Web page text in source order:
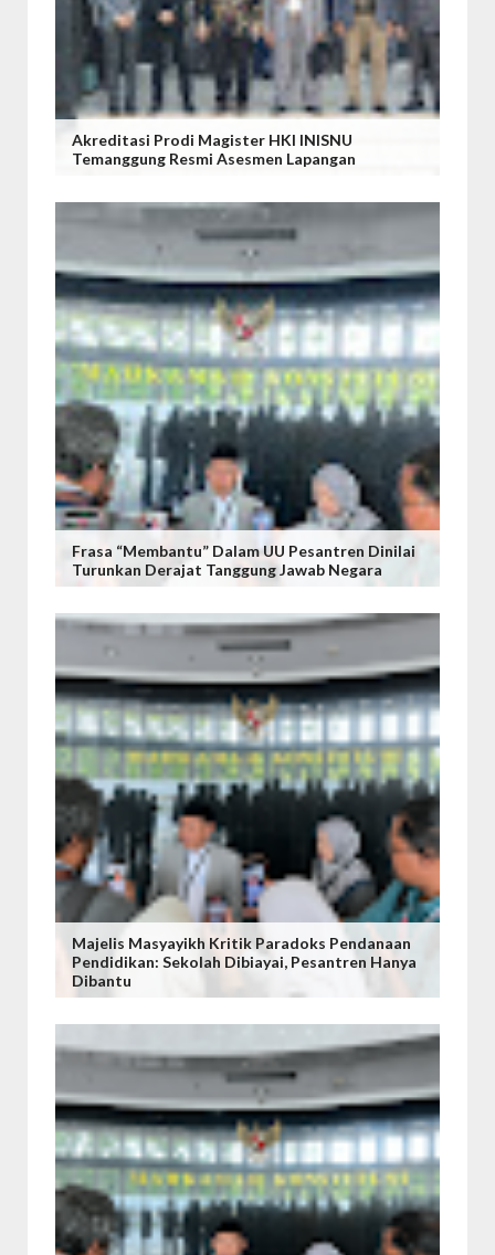
Akreditasi Prodi Magister HKI INISNU
Temanggung Resmi Asesmen Lapangan
Frasa “Membantu” Dalam UU Pesantren Dinilai
Turunkan Derajat Tanggung Jawab Negara
Majelis Masyayikh Kritik Paradoks Pendanaan
Pendidikan: Sekolah Dibiayai, Pesantren Hanya
Dibantu